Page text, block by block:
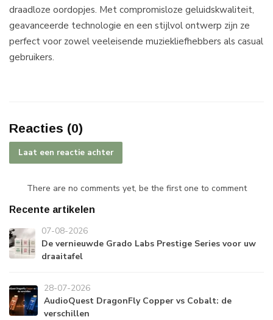
draadloze oordopjes. Met compromisloze geluidskwaliteit,
geavanceerde technologie en een stijlvol ontwerp zijn ze
perfect voor zowel veeleisende muziekliefhebbers als casual
gebruikers.
Reacties (0)
Laat een reactie achter
There are no comments yet, be the first one to comment
Recente artikelen
07-08-2026
De vernieuwde Grado Labs Prestige Series voor uw
draaitafel
28-07-2026
AudioQuest DragonFly Copper vs Cobalt: de
verschillen